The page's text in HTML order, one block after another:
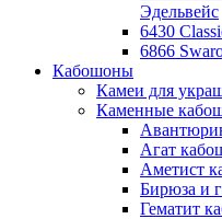
Эдельвейс
6430
6866
Кабошоны
Камеи для
Каменные
Агат
Аметист
Бирюза и
Гематит